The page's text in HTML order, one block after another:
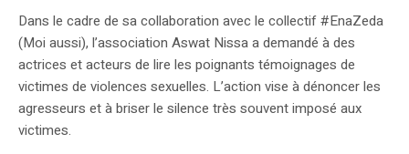
Dans le cadre de sa collaboration avec le collectif #EnaZeda
(Moi aussi), l’association Aswat Nissa a demandé à des
actrices et acteurs de lire les poignants témoignages de
victimes de violences sexuelles. L’action vise à dénoncer les
agresseurs et à briser le silence très souvent imposé aux
victimes.